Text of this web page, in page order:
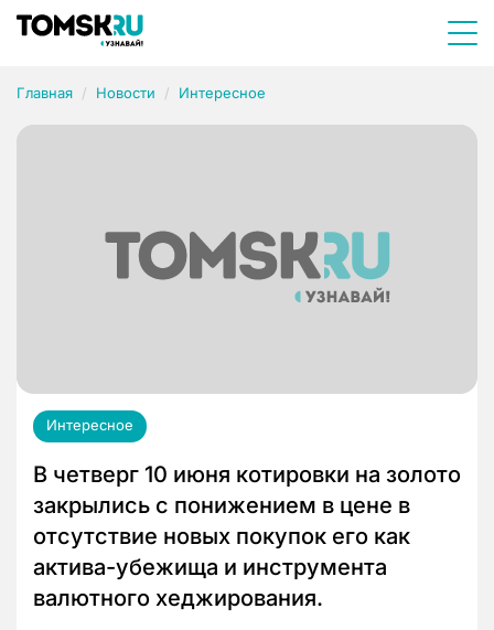
Главная Новости Интересное
Интересное
В четверг 10 июня котировки на золото
закрылись с понижением в цене в
отсутствие новых покупок его как
актива-убежища и инструмента
валютного хеджирования.